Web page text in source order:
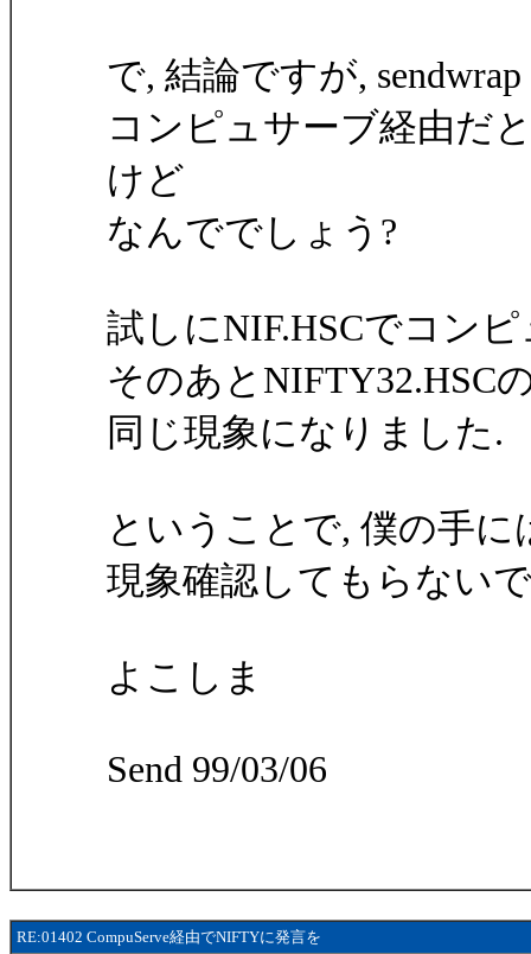
で, 結論ですが,
コンピュサーブ経由だ
けど
なんででしょう?
試しにNIF.HSCでコン
そのあとNIFTY32.HSC
同じ現象になりました.
ということで, 僕の手
現象確認してもらない
よこしま
Send 99/03/06
RE:01402 CompuServe経由でNIFTYに発言を